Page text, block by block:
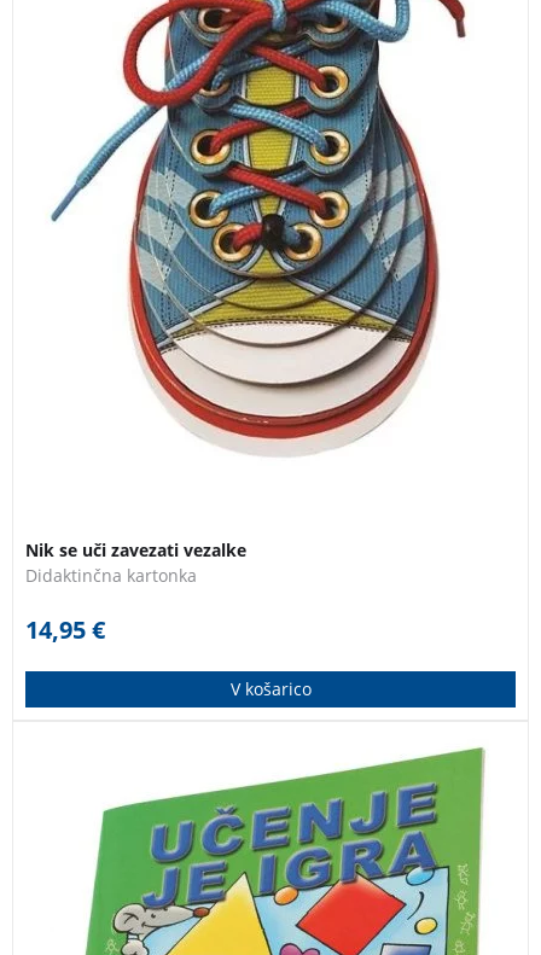
Nik se uči zavezati vezalke
Didaktinčna kartonka
14,95€
V košarico
Jasen in nazoren delovni zvezek za otroke, ki se učijo
pisati črke. Primeren je tudi za samostojno delo.